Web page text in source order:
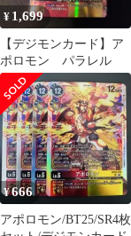
¥ 1,699
【デジモンカード】ア
ポロモン パラレル
¥666
アポロモン/BT25/SR4枚